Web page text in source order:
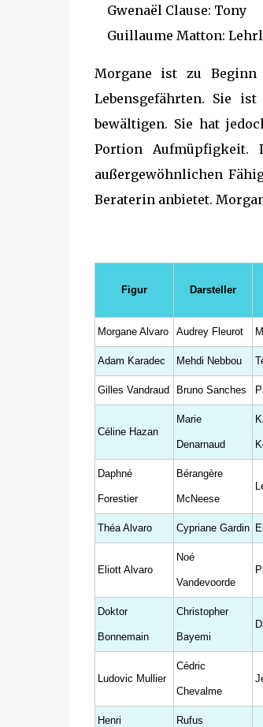
Gwenaël Clause: Tony
Guillaume Matton:
Morgane ist zu
Lebensgefährten. Sie
bewältigen. Sie hat
Portion
außergewöhnlichen
Beraterin anbietet.
Figur Darsteller
Morgane Alvaro Audrey Fleurot
Adam Karadec Mehdi Nebbou
Gilles Vandraud Bruno Sanches
Céline Hazan
Marie
Denarnaud
Daphné
Forestier
Bérangère
McNeese
Théa Alvaro Cypriane Gardin
Eliott Alvaro
Noé
Vandevoorde
Doktor
Bonnemain
Christopher
Bayemi
Ludovic Mullier
Cédric
Chevalme
Henri Rufus